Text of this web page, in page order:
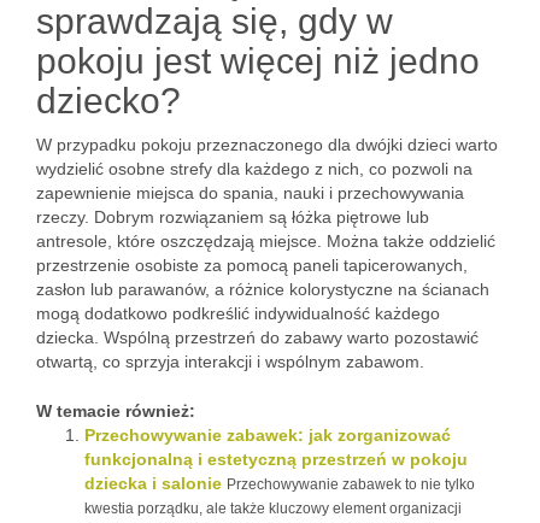
sprawdzają się, gdy w
pokoju jest więcej niż jedno
dziecko?
W przypadku pokoju przeznaczonego dla dwójki dzieci warto
wydzielić osobne strefy dla każdego z nich, co pozwoli na
zapewnienie miejsca do spania, nauki i przechowywania
rzeczy. Dobrym rozwiązaniem są łóżka piętrowe lub
antresole, które oszczędzają miejsce. Można także oddzielić
przestrzenie osobiste za pomocą paneli tapicerowanych,
zasłon lub parawanów, a różnice kolorystyczne na ścianach
mogą dodatkowo podkreślić indywidualność każdego
dziecka. Wspólną przestrzeń do zabawy warto pozostawić
otwartą, co sprzyja interakcji i wspólnym zabawom.
W temacie również:
Przechowywanie zabawek: jak zorganizować
funkcjonalną i estetyczną przestrzeń w pokoju
dziecka i salonie Przechowywanie zabawek to nie tylko
kwestia porządku, ale także kluczowy element organizacji